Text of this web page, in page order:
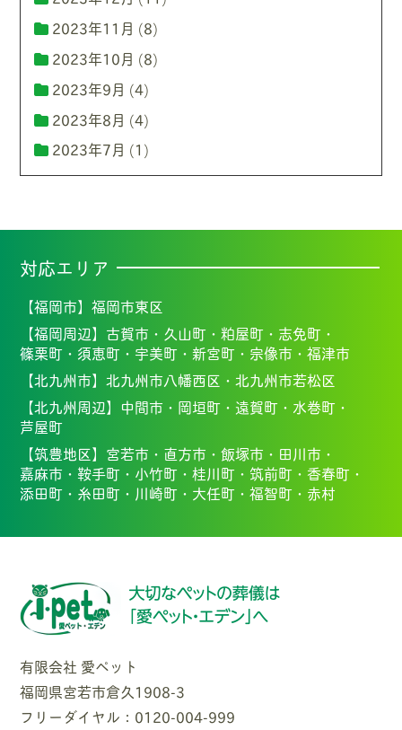
2023年11月 (8)
2023年10月 (8)
2023年9月 (4)
2023年8月 (4)
2023年7月 (1)
対応エリア
【福岡市】福岡市東区
【福岡周辺】 古賀市・ 久山町・粕屋町・ 志免町・
篠栗町・ 須恵町・ 宇美町・新宮町・ 宗像市・福津市
【北九州市】北九州市八幡西区・北九州市若松区
【北九州周辺】 中間市・ 岡垣町・遠賀町・ 水巻町・
芦屋町
【筑豊地区】 宮若市・ 直方市・飯塚市・ 田川市・
嘉麻市・鞍手町・ 小竹町・桂川町・ 筑前町・香春町・
添田町・ 糸田町・ 川崎町・ 大任町・福智町・ 赤村
有限会社 愛ペット
福岡県宮若市倉久1908-3
フリーダイヤル：0120-004-999